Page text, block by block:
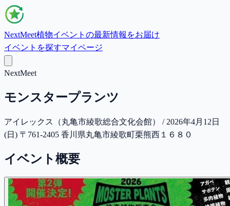
NextMeet植物イベントの最新情報をお届け
イベントを探すマイページ
NextMeet
モンスタープランツ
アイレックス（丸亀市綾歌総合文化会館） / 2026年4月12日
(日) 〒761-2405 香川県丸亀市綾歌町栗熊西１６８０
イベント概要